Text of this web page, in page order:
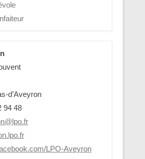
d’Aveyron
94 48
LPO-Aveyron